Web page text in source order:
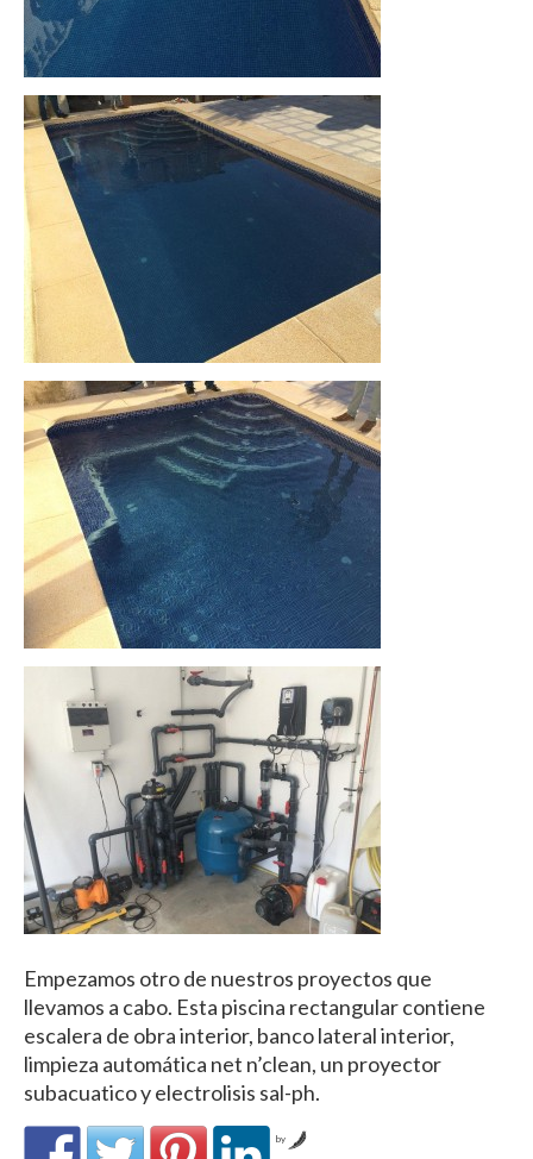
Empezamos otro de nuestros proyectos que
llevamos a cabo. Esta piscina rectangular contiene
escalera de obra interior, banco lateral interior,
limpieza automática net n’clean, un proyector
subacuatico y electrolisis sal-ph.
by